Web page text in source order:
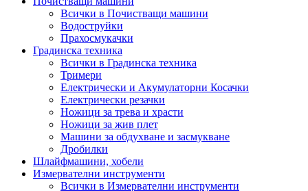
Всички в Почистващи машини
Водоструйки
Прахосмукачки
Градинска техника
Всички в Градинска техника
Тримери
Електрически и Акумулаторни Косачки
Електрически резачки
Ножици за трева и храсти
Ножици за жив плет
Машини за обдухване и засмукване
Дробилки
Шлайфмашини, хобели
Измервателни инструменти
Всички в Измервателни инструменти